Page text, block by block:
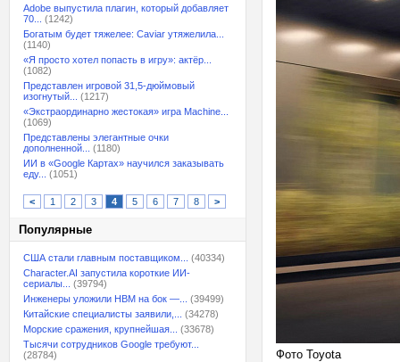
Adobe выпустила плагин, который добавляет
70...
(1242)
Богатым будет тяжелее: Caviar утяжелила...
(1140)
«Я просто хотел попасть в игру»: актёр...
(1082)
Представлен игровой 31,5-дюймовый
изогнутый...
(1217)
«Экстраординарно жестокая» игра Machine...
(1069)
Представлены элегантные очки
дополненной...
(1180)
ИИ в «Google Картах» научился заказывать
еду...
(1051)
< 1 2 3 4 5 6 7 8 >
Популярные
США стали главным поставщиком...
(40334)
Character.AI запустила короткие ИИ-
сериалы...
(39794)
Инженеры уложили HBM на бок —...
(39499)
Китайские специалисты заявили,...
(34278)
Морские сражения, крупнейшая...
(33678)
Тысячи сотрудников Google требуют...
(28784)
Фото Toyota